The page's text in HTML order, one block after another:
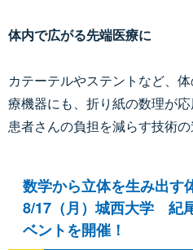
体内で広がる先端医療に
カテーテルやステントなど、
療機器にも、折り紙の数理が応
患者さんの負担を減らす技術の
数学から立体を生み出す
8/17（月）城西大学 紀
ベントを開催！